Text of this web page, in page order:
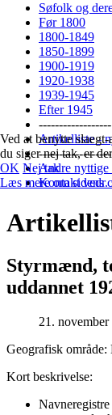
Søfolk og
Før 1800
1800-1849
1850-1899
1900-1919
1920-1938
1939-1945
Efter 1945
------------------
Artikelliste -
------------------
Andre nyttige
Kontakt vedr.
Styrmænd,
uddannet
21. november
Geografisk område:
Kort beskrivelse:
Ved at benytte
du siger nej tak, er
OK Nej tak
Læs mere om sidens